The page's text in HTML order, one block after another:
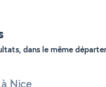
dans le même
Nice